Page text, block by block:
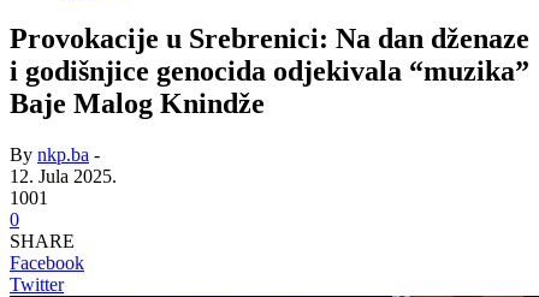
Provokacije u Srebrenici: Na dan dženaze
i godišnjice genocida odjekivala “muzika”
Baje Malog Knindže
By nkp.ba -
12. Jula 2025.
1001
0
SHARE
Facebook
Twitter